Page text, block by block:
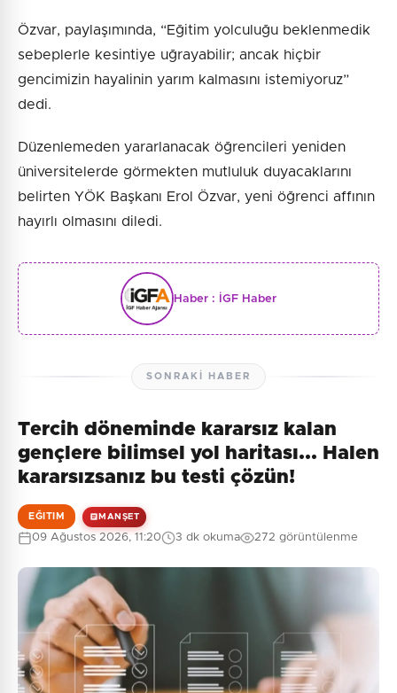
Özvar, paylaşımında, “Eğitim yolculuğu beklenmedik
sebeplerle kesintiye uğrayabilir; ancak hiçbir
gencimizin hayalinin yarım kalmasını istemiyoruz”
dedi.
Düzenlemeden yararlanacak öğrencileri yeniden
üniversitelerde görmekten mutluluk duyacaklarını
belirten YÖK Başkanı Erol Özvar, yeni öğrenci affının
hayırlı olmasını diledi.
Haber : İGF Haber
SONRAKI HABER
Tercih döneminde kararsız kalan
gençlere bilimsel yol haritası... Halen
kararsızsanız bu testi çözün!
EĞITIM MANŞET
09 Ağustos 2026, 11:20 3 dk okuma 272 görüntülenme